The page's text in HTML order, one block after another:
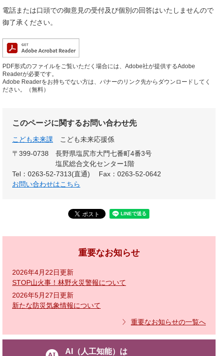
電話または口頭での御意見の受付及び個別の回答はいたしませんので
御了承ください。
PDF形式のファイルをご覧いただく場合には、Adobe社が提供するAdobe
Readerが必要です。
Adobe Readerをお持ちでない方は、バナーのリンク先からダウンロードしてく
ださい。（無料）
このページに関するお問い合わせ先
こども未来課
こども未来応援係
〒399-0738
長野県塩尻市大門七番町4番3号
塩尻総合文化センター1階
Tel：0263-52-7313(直通)
Fax：0263-52-0642
お問い合わせはこちら
重要なお知らせ
2026年4月22日更新
STOP山火事！林野火災警報について
2026年5月27日更新
新たな防災気象情報について
重要なお知らせの一覧へ
AI（人工知能）は